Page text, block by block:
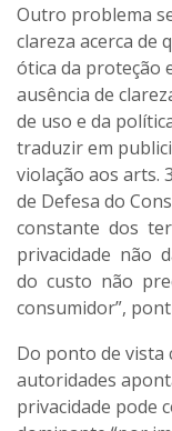
Outro problema
clareza acerca de
ótica da proteção
ausência de
de uso e da
traduzir em
violação aos arts.
de Defesa do
constante dos
privacidade não
do custo não
consumidor”,
Do ponto de vista
autoridades
privacidade pode